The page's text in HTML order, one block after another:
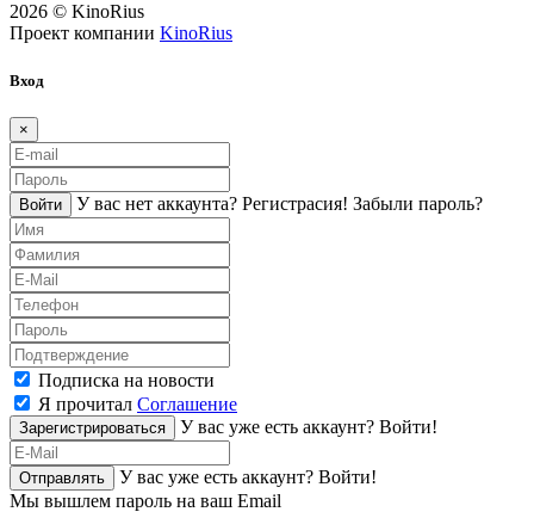
2026 © KinoRius
Проект компании KinoRius
Вход
×
Войти У вас нет аккаунта? Регистраcия! Забыли пароль?
Подписка на новости
Я прочитал Соглашение
Зарегистрироваться У вас уже есть аккаунт? Войти!
Отправлять У вас уже есть аккаунт? Войти!
Мы вышлем пароль на ваш Email